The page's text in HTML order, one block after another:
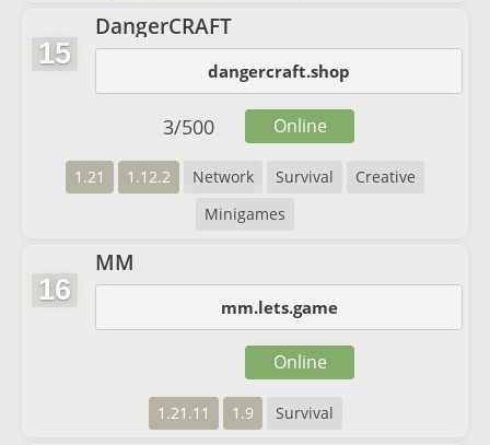
15
DangerCRAFT
dangercraft.shop
1.21 1.12.2 Network Survival
Creative
Minigames
3/500 Online
16
MM
mm.lets.game
1.21.11 1.9 Survival
Online